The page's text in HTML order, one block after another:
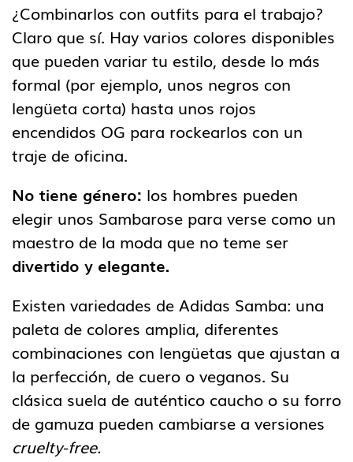
¿Combinarlos con outfits para el trabajo?
Claro que sí. Hay varios colores disponibles
que pueden variar tu estilo, desde lo más
formal (por ejemplo, unos negros con
lengüeta corta) hasta unos rojos
encendidos OG para rockearlos con un
traje de oficina.
No tiene género: los hombres pueden
elegir unos Sambarose para verse como un
maestro de la moda que no teme ser
divertido y elegante.
Existen variedades de Adidas Samba: una
paleta de colores amplia, diferentes
combinaciones con lengüetas que ajustan a
la perfección, de cuero o veganos. Su
clásica suela de auténtico caucho o su forro
de gamuza pueden cambiarse a versiones
cruelty-free.